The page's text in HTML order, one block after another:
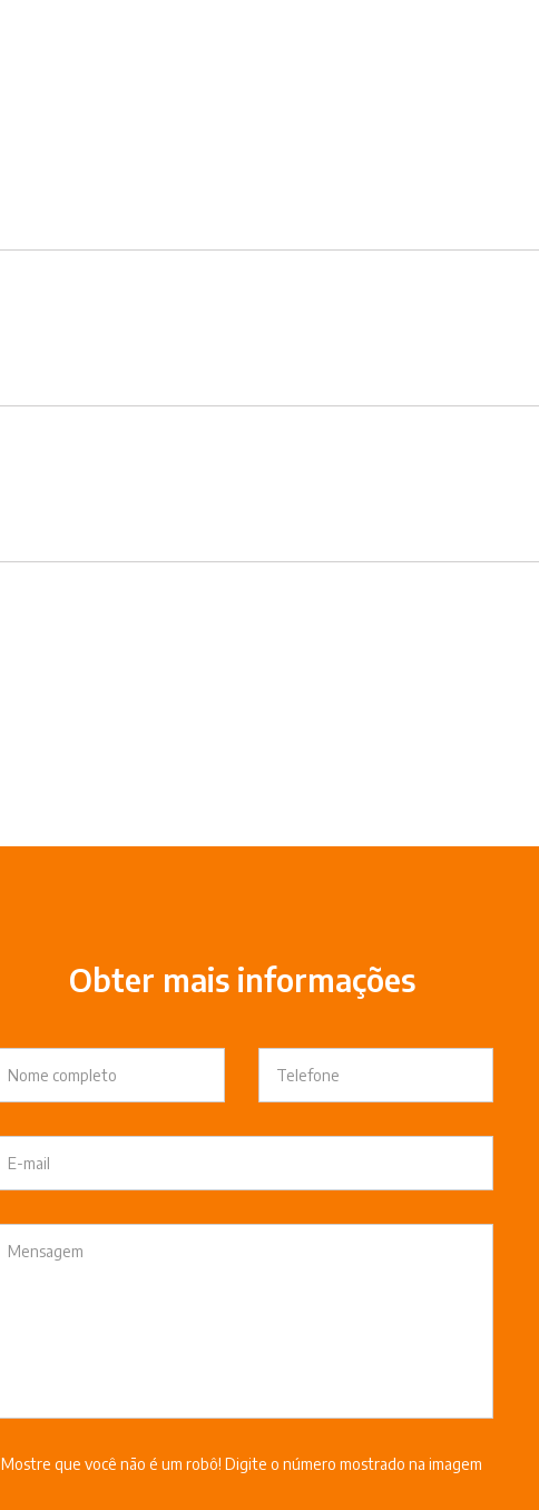
Obter mais informações
Mostre que você não é um robô! Digite o número mostrado na imagem